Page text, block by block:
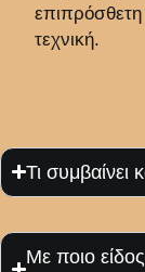
επιπρόσθετη
τεχνική.
Τι συμβαίνει
Με ποιο